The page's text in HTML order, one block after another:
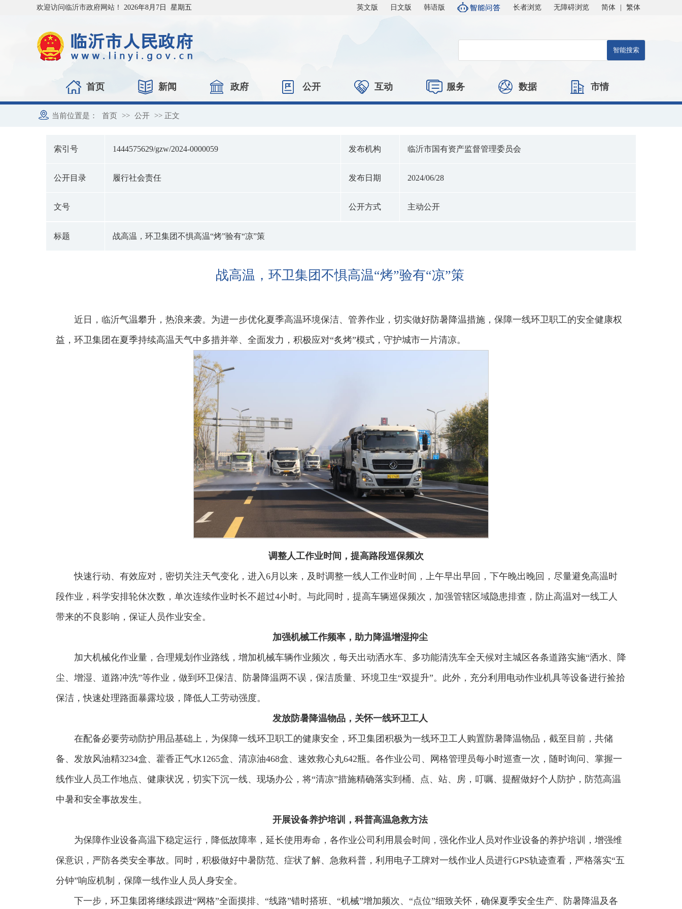
欢迎访问临沂市政府网站！ 2026年8月7日 星期五 英文版 日文版 韩语版 长者浏览 无障碍浏览 简体 繁体
首页 新闻 政府 公开 互动 服务 数据 市情
当前位置是： 首页 >> 公开 >> 正文
索引号 1444575629/gzw/2024-0000059 发布机构 临沂市国有资产监督管理委员会
公开目录 履行社会责任 发布日期 2024/06/28
文号 公开方式 主动公开
标题 战高温，环卫集团不惧高温“烤”验有“凉”策
战高温，环卫集团不惧高温“烤”验有“凉”策
近日，临沂气温攀升，热浪来袭。为进一步优化夏季高温环境保洁、管养作业，切实做好防暑降温措施，保障一线环卫职工的安全健康权
益，环卫集团在夏季持续高温天气中多措并举、全面发力，积极应对“炙烤”模式，守护城市一片清凉。
调整人工作业时间，提高路段巡保频次
快速行动、有效应对，密切关注天气变化，进入6月以来，及时调整一线人工作业时间，上午早出早回，下午晚出晚回，尽量避免高温时
段作业，科学安排轮休次数，单次连续作业时长不超过4小时。与此同时，提高车辆巡保频次，加强管辖区域隐患排查，防止高温对一线工人
带来的不良影响，保证人员作业安全。
加强机械工作频率，助力降温增湿抑尘
加大机械化作业量，合理规划作业路线，增加机械车辆作业频次，每天出动洒水车、多功能清洗车全天候对主城区各条道路实施“洒水、降
尘、增湿、道路冲洗”等作业，做到环卫保洁、防暑降温两不误，保洁质量、环境卫生“双提升”。此外，充分利用电动作业机具等设备进行捡拾
保洁，快速处理路面暴露垃圾，降低人工劳动强度。
发放防暑降温物品，关怀一线环卫工人
在配备必要劳动防护用品基础上，为保障一线环卫职工的健康安全，环卫集团积极为一线环卫工人购置防暑降温物品，截至目前，共储
备、发放风油精3234盒、藿香正气水1265盒、清凉油468盒、速效救心丸642瓶。各作业公司、网格管理员每小时巡查一次，随时询问、掌握一
线作业人员工作地点、健康状况，切实下沉一线、现场办公，将“清凉”措施精确落实到桶、点、站、房，叮嘱、提醒做好个人防护，防范高温
中暑和安全事故发生。
开展设备养护培训，科普高温急救方法
为保障作业设备高温下稳定运行，降低故障率，延长使用寿命，各作业公司利用晨会时间，强化作业人员对作业设备的养护培训，增强维
保意识，严防各类安全事故。同时，积极做好中暑防范、症状了解、急救科普，利用电子工牌对一线作业人员进行GPS轨迹查看，严格落实“五
分钟”响应机制，保障一线作业人员人身安全。
下一步，环卫集团将继续跟进“网格”全面摸排、“线路”错时搭班、“机械”增加频次、“点位”细致关怀，确保夏季安全生产、防暑降温及各